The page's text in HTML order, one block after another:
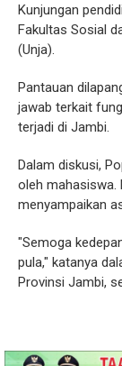
Kunjungan
Fakultas Sosial
(Unja).
Pantauan
jawab terkait
terjadi di Jambi.
Dalam diskusi,
oleh mahasiswa.
menyampaikan
"Semoga
pula," katanya
Provinsi Jambi,